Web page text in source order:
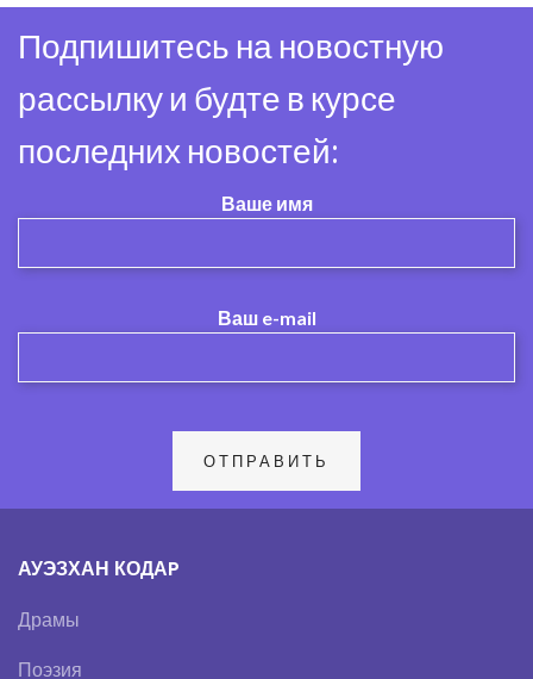
Подпишитесь на новостную
рассылку и будте в курсе
последних новостей:
Ваше имя
Ваш e-mail
АУЭЗХАН КОДАP
Драмы
Поэзия